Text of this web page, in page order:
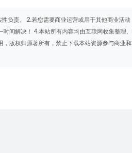
负责。 2.若您需要商业运营或用于其他商业活
间解决！ 4.本站所有内容均由互联网收集整理
版权归原著所有，禁止下载本站资源参与商业